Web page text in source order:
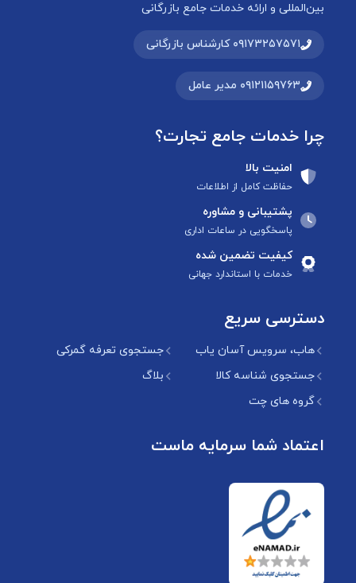
بین‌المللی و ارائه خدمات جامع بازرگانی
۰۹۱۷۳۲۵۷۵۷۱ کارشناس بازرگانی
۰۹۱۲۱۱۵۹۷۶۳ مدیر عامل
چرا خدمات جامع تجارت؟
امنیت بالا
حفاظت کامل از اطلاعات
پشتیبانی و مشاوره
پاسخگویی در ساعات اداری
کیفیت تضمین شده
خدمات با استاندارد جهانی
دسترسی سریع
هاب، سرویس آسان یاب
جستجوی تعرفه گمرکی
جستجوی شناسه کالا
بلاگ
گروه های چت
اعتماد شما سرمایه ماست